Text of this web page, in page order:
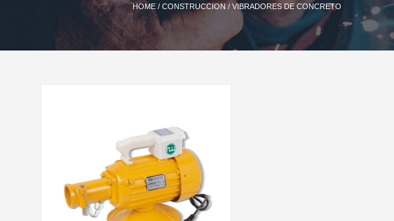
HOME / CONSTRUCCION/ VIBRADORES DE CONCRETO